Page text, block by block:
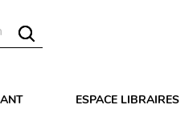
ESPACE LIBRAIRES